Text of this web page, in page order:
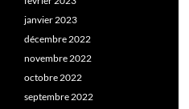
janvier 2023
décembre 2022
novembre 2022
octobre 2022
septembre 2022